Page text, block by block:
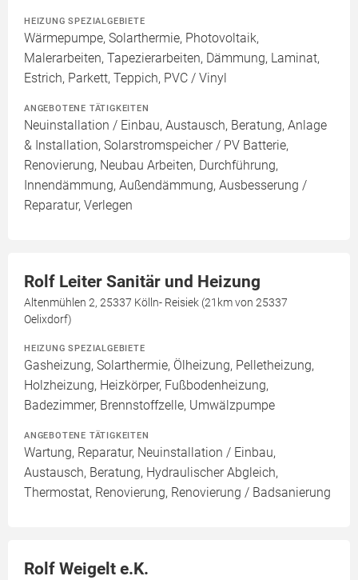
HEIZUNG SPEZIALGEBIETE
Wärmepumpe, Solarthermie, Photovoltaik,
Malerarbeiten, Tapezierarbeiten, Dämmung, Laminat,
Estrich, Parkett, Teppich, PVC / Vinyl
ANGEBOTENE TÄTIGKEITEN
Neuinstallation / Einbau, Austausch, Beratung, Anlage
& Installation, Solarstromspeicher / PV Batterie,
Renovierung, Neubau Arbeiten, Durchführung,
Innendämmung, Außendämmung, Ausbesserung /
Reparatur, Verlegen
Rolf Leiter Sanitär und Heizung
Altenmühlen 2, 25337 Kölln- Reisiek (21km von 25337
Oelixdorf)
HEIZUNG SPEZIALGEBIETE
Gasheizung, Solarthermie, Ölheizung, Pelletheizung,
Holzheizung, Heizkörper, Fußbodenheizung,
Badezimmer, Brennstoffzelle, Umwälzpumpe
ANGEBOTENE TÄTIGKEITEN
Wartung, Reparatur, Neuinstallation / Einbau,
Austausch, Beratung, Hydraulischer Abgleich,
Thermostat, Renovierung, Renovierung / Badsanierung
Rolf Weigelt e.K.